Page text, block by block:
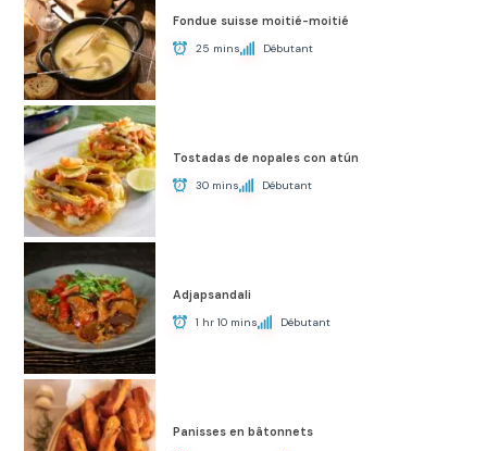
Fondue suisse moitié-moitié
25 mins Débutant
Tostadas de nopales con atún
30 mins Débutant
Adjapsandali
1 hr 10 mins Débutant
Panisses en bâtonnets